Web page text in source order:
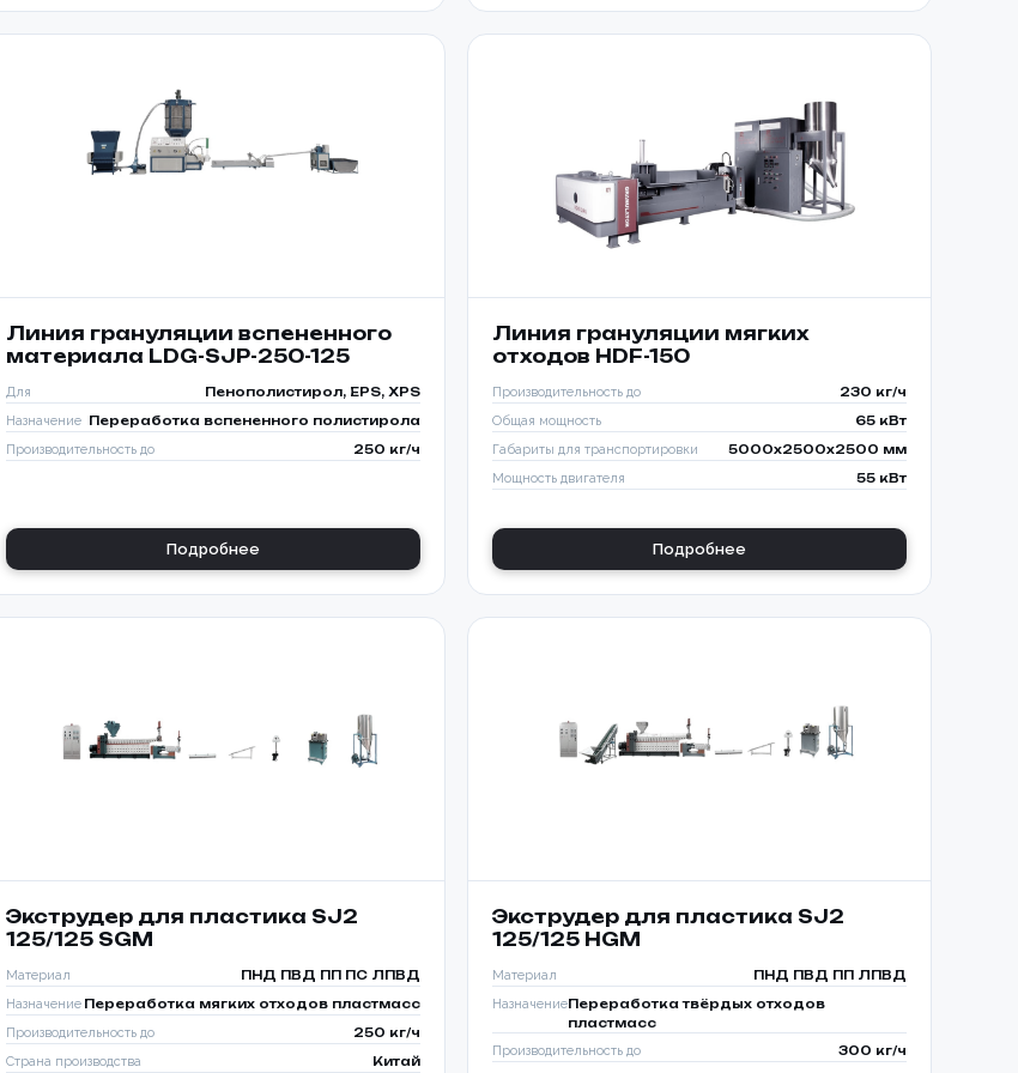
Линия грануляции вспененного
материала LDG-SJP-250-125
Для Пенополистирол, EPS, XPS
Назначение Переработка вспененного полистирола
Производительность до 250 кг/ч
Подробнее
Линия грануляции мягких
отходов HDF-150
Производительность до 230 кг/ч
Общая мощность 65 кВт
Габариты для транспортировки 5000x2500x2500 мм
Мощность двигателя 55 кВт
Подробнее
Экструдер для пластика SJ2
125/125 SGM
Материал ПНД ПВД ПП ПС ЛПВД
Назначение Переработка мягких отходов пластмасс
Производительность до 250 кг/ч
Страна производства Китай
Экструдер для пластика SJ2
125/125 HGM
Материал ПНД ПВД ПП ЛПВД
НазначениеПереработка твёрдых отходов
пластмасс
Производительность до 300 кг/ч